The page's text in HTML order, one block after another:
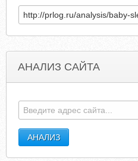
АНАЛИЗ САЙТА